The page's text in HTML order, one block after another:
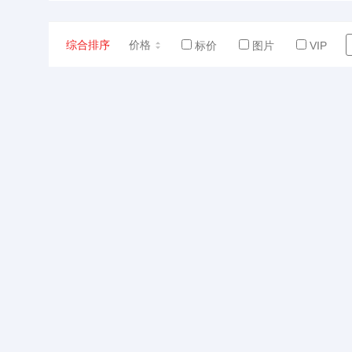
综合排序 价格 标价 图片 VIP